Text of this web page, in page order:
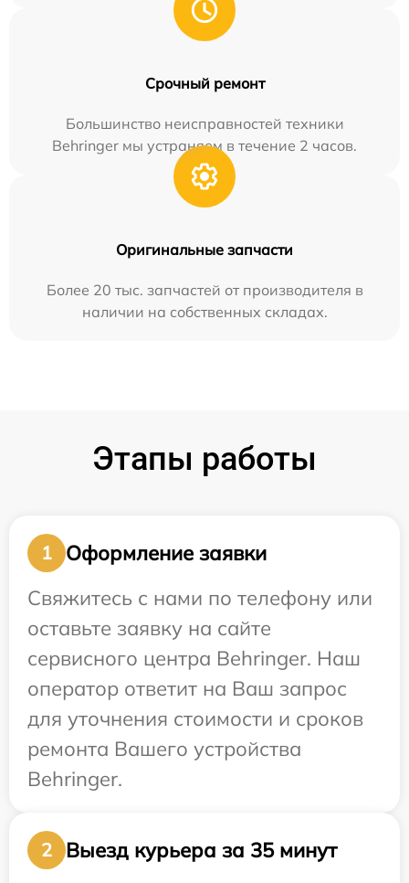
Срочный ремонт
Большинство неисправностей техники
Behringer мы устраняем в течение 2 часов.
Оригинальные запчасти
Более 20 тыс. запчастей от производителя в
наличии на собственных складах.
Этапы работы
1
Оформление заявки
Свяжитесь с нами по телефону или
оставьте заявку на сайте
сервисного центра Behringer. Наш
оператор ответит на Ваш запрос
для уточнения стоимости и сроков
ремонта Вашего устройства
Behringer.
2
Выезд курьера за 35 минут